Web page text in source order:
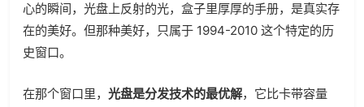
心的瞬间，光盘上反射的光，盒子里厚厚的手册，是真实存
在的美好。但那种美好，只属于 1994-2010 这个特定的历
史窗口。
在那个窗口里， 光盘是分发技术的最优解，它比卡带容量